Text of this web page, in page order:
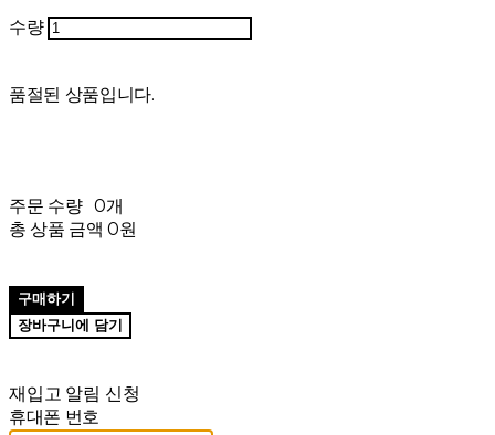
수량
품절된 상품입니다.
주문 수량 0개
총 상품 금액 0원
구매하기
장바구니에 담기
재입고 알림 신청
휴대폰 번호